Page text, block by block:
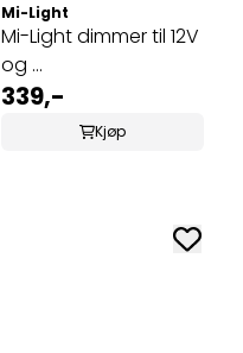
Mi-Light
Mi-Light dimmer til 12V
og ...
339,-
Kjøp